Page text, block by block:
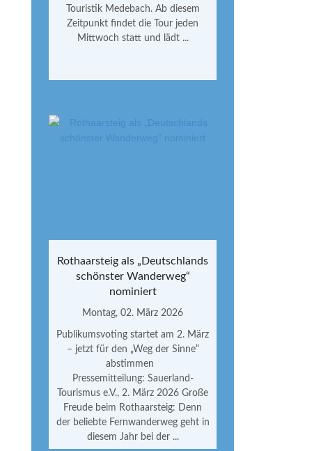
Touristik Medebach. Ab diesem
Zeitpunkt findet die Tour jeden
Mittwoch statt und lädt ...
Rothaarsteig als „Deutschlands
schönster Wanderweg“
nominiert
Montag, 02. März 2026
Publikumsvoting startet am 2. März
– jetzt für den „Weg der Sinne“
abstimmen
Pressemitteilung: Sauerland-
Tourismus e.V., 2. März 2026 Große
Freude beim Rothaarsteig: Denn
der beliebte Fernwanderweg geht in
diesem Jahr bei der ...